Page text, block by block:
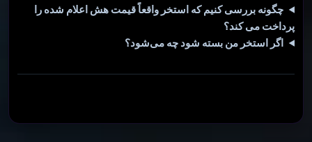
چگونه بررسی کنیم که استخر واقعاً قیمت هش اعلام شده را
پرداخت می کند؟
اگر استخر من بسته شود چه می‌شود؟